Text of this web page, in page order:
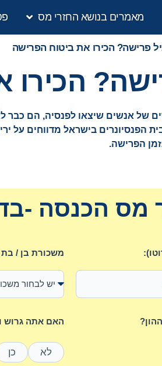
מאמרים בנושא החזרי מס
פרישה? הכירו את ביטוח הפרישה
של אנשים שיצאו לפנסיה, הם
הפנסיונרים בישראל מדווחים
הפרישה.
מס הכנסה -
משכורת בן / בת
האם אתה גרוש
לא כן